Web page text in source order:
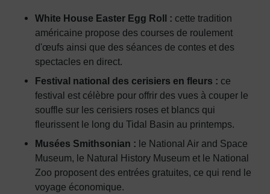
White House Easter Egg Roll : cette tradition
américaine propose des courses de roulement
d'œufs ainsi que des séances de contes et des
spectacles en direct.
Festival national des cerisiers en fleurs : ce
festival est célèbre pour offrir des vues à couper le
souffle sur les cerisiers roses et blancs qui
fleurissent le long du Tidal Basin au printemps.
Musées Smithsonian : le National Air and Space
Museum, le Natural History Museum et le National
Zoo proposent des entrées gratuites, ce qui rend le
voyage économique.